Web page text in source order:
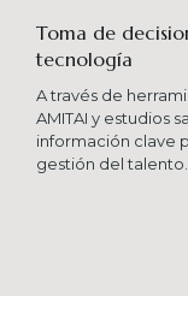
Toma de
tecnología​
A través de
AMITAI y estudios
información clave
gestión del talento.